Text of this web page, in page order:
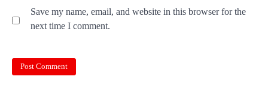
Save my name, email, and website in this browser for the
next time I comment.